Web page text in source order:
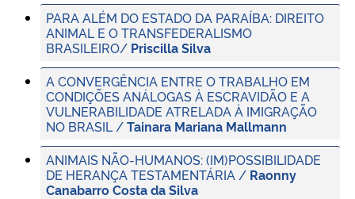
Advocacia-Geral da União
Banco Central do Brasil
PARA ALÉM DO ESTADO DA PARAÍBA: DIREITO
ANIMAL E O TRANSFEDERALISMO
BRASILEIRO/ Priscilla Silva
A CONVERGÊNCIA ENTRE O TRABALHO EM
CONDIÇÕES ANÁLOGAS À ESCRAVIDÃO E A
VULNERABILIDADE ATRELADA À IMIGRAÇÃO
NO BRASIL /Tainara Mariana Mallmann
ANIMAIS NÃO-HUMANOS: (IM)POSSIBILIDADE
DE HERANÇA TESTAMENTÁRIA / Raonny
Canabarro Costa da Silva